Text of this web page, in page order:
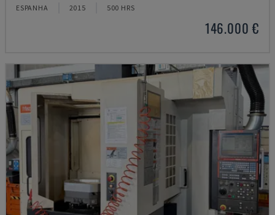
ESPANHA 2015 500 HRS
146.000 €